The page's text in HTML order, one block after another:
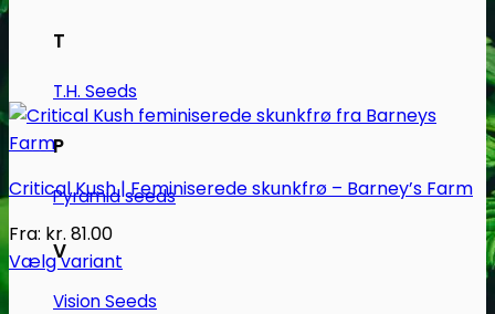
T
T.H. Seeds
P
Pyramid seeds
V
Vision Seeds
Critical Kush | Feminiserede skunkfrø – Barney’s Farm
Fra: kr. 81.00
Vælg variant
Dette